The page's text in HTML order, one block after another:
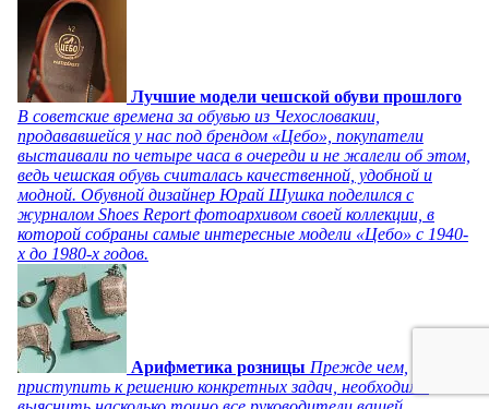
Лучшие модели чешской обуви прошлого
В советские времена за обувью из Чехословакии,
продававшейся у нас под брендом «Цебо», покупатели
выстаивали по четыре часа в очереди и не жалели об этом,
ведь чешская обувь считалась качественной, удобной и
модной. Обувной дизайнер Юрай Шушка поделился с
журналом Shoes Report фотоархивом своей коллекции, в
которой собраны самые интересные модели «Цебо» с 1940-
х до 1980-х годов.
Арифметика розницы Прежде чем,
приступить к решению конкретных задач, необходимо